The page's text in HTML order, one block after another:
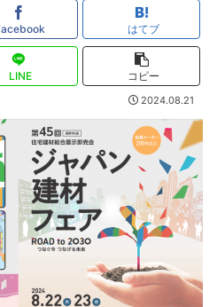
はてブ
LINE コピー
2024.08.21